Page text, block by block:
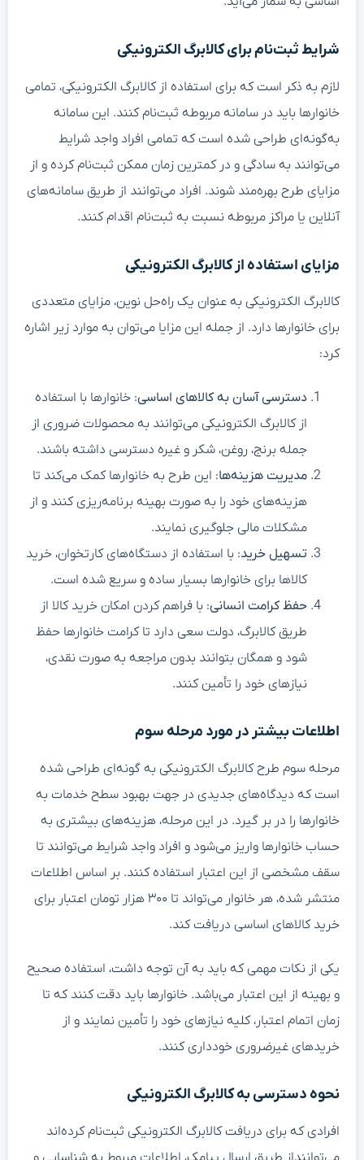
شرایط ثبت‌نام برای کالابرگ الکترونیکی
لازم به ذکر است که برای استفاده از کالابرگ الکترونیکی، تمامی
خانوارها باید در سامانه مربوطه ثبت‌نام کنند. این سامانه
به‌گونه‌ای طراحی شده است که تمامی افراد واجد شرایط
می‌توانند به سادگی و در کمترین زمان ممکن ثبت‌نام کرده و از
مزایای طرح بهره‌مند شوند. افراد می‌توانند از طریق سامانه‌های
آنلاین یا مراکز مربوطه نسبت به ثبت‌نام اقدام کنند.
مزایای استفاده از کالابرگ الکترونیکی
کالابرگ الکترونیکی به عنوان یک راه‌حل نوین، مزایای متعددی
برای خانوارها دارد. از جمله این مزایا می‌توان به موارد زیر اشاره
کرد:
دسترسی آسان به کالاهای اساسی: خانوارها با استفاده
از کالابرگ الکترونیکی می‌توانند به محصولات ضروری از
جمله برنج، روغن، شکر و غیره دسترسی داشته باشند.
مدیریت هزینه‌ها: این طرح به خانوارها کمک می‌کند تا
هزینه‌های خود را به صورت بهینه برنامه‌ریزی کنند و از
مشکلات مالی جلوگیری نمایند.
تسهیل خرید: با استفاده از دستگاه‌های کارتخوان، خرید
کالاها برای خانوارها بسیار ساده و سریع شده است.
حفظ کرامت انسانی: با فراهم کردن امکان خرید کالا از
طریق کالابرگ، دولت سعی دارد تا کرامت خانوارها حفظ
شود و همگان بتوانند بدون مراجعه به صورت نقدی،
نیازهای خود را تأمین کنند.
اطلاعات بیشتر در مورد مرحله سوم
مرحله سوم طرح کالابرگ الکترونیکی به گونه‌ای طراحی شده
است که دیدگاه‌های جدیدی در جهت بهبود سطح خدمات به
خانوارها را در بر گیرد. در این مرحله، هزینه‌های بیشتری به
حساب خانوارها واریز می‌شود و افراد واجد شرایط می‌توانند تا
سقف مشخصی از این اعتبار استفاده کنند. بر اساس اطلاعات
منتشر شده، هر خانوار می‌تواند تا ۳۰۰ هزار تومان اعتبار برای
خرید کالاهای اساسی دریافت کند.
یکی از نکات مهمی که باید به آن توجه داشت، استفاده صحیح
و بهینه از این اعتبار می‌باشد. خانوارها باید دقت کنند که تا
زمان اتمام اعتبار، کلیه نیازهای خود را تأمین نمایند و از
خریدهای غیرضروری خودداری کنند.
نحوه دسترسی به کالابرگ الکترونیکی
افرادی که برای دریافت کالابرگ الکترونیکی ثبت‌نام کرده‌اند